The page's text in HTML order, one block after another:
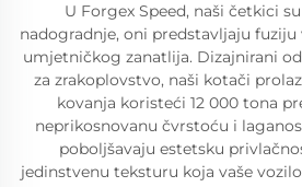
U Forgex Speed, naši četkici
nadogradnje, oni predstavljaju
umjetničkog zanatlija. Dizajnirani
za zrakoplovstvo, naši kotači
kovanja koristeći 12 000 tona
neprikosnovanu čvrstoću i
poboljšavaju estetsku
jedinstvenu teksturu koja vaše